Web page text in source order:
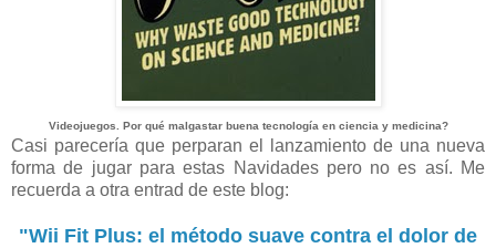
Videojuegos. Por qué malgastar buena tecnología en ciencia y medicina?
Casi parecería que perparan el lanzamiento de una nueva
forma de jugar para estas Navidades pero no es así. Me
recuerda a otra entrad de este blog:
"Wii Fit Plus: el método suave contra el dolor de